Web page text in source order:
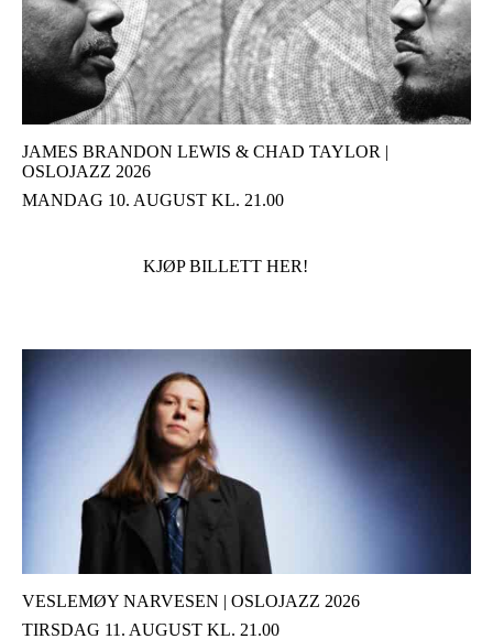
JAMES BRANDON LEWIS & CHAD TAYLOR |
OSLOJAZZ 2026
MANDAG 10. AUGUST KL. 21.00
KJØP BILLETT HER!
VESLEMØY NARVESEN | OSLOJAZZ 2026
TIRSDAG 11. AUGUST KL. 21.00